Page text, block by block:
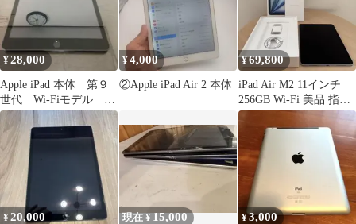
¥28,000
Apple iPad 本体 第９
世代 Wi-Fiモデル
64G
¥4,000
②Apple iPad Air 2 本体
¥69,800
iPad Air M2 11インチ
256GB Wi-Fi 美品 指紋
認証不良
¥20,000 現在 ¥15,000 ¥3,000